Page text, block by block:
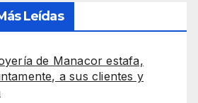
Leídas
de Manacor estafa,
a sus clientes y